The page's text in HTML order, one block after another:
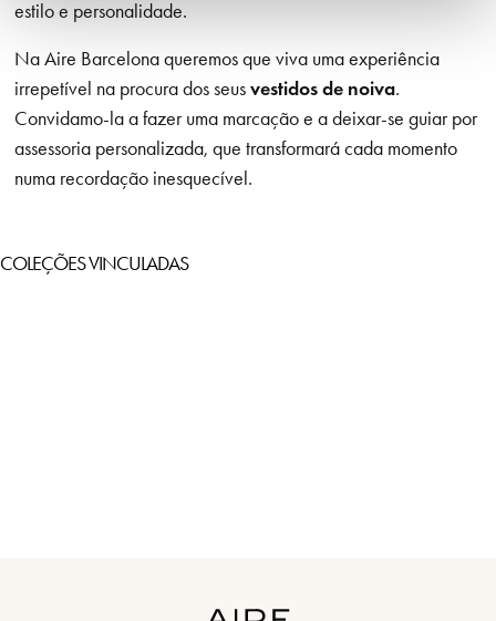
estilo e personalidade.
Na Aire Barcelona queremos que viva uma experiência
irrepetível na procura dos seusvestidos de noiva.
Convidamo-la a fazer uma marcação e a deixar-se guiar por
assessoria personalizada, que transformará cada momento
numa recordação inesquecível.
COLEÇÕES VINCULADAS